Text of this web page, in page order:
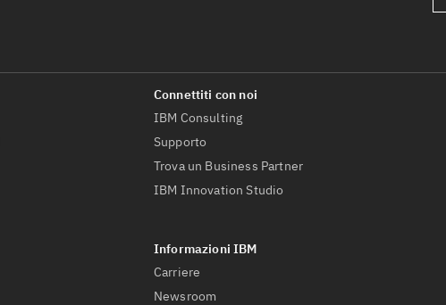
IBM Consulting
Supporto
Trova un Business Partner
IBM Innovation Studio
Carriere
Newsroom